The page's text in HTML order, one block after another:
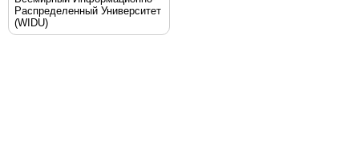
Распределенный Университет
(WIDU)